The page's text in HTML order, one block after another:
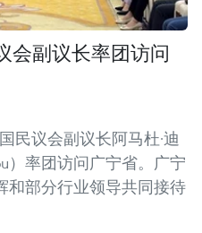
会副议长率团访问
民议会副议长阿马杜·迪
）率团访问广宁省。广宁
和部分行业领导共同接待